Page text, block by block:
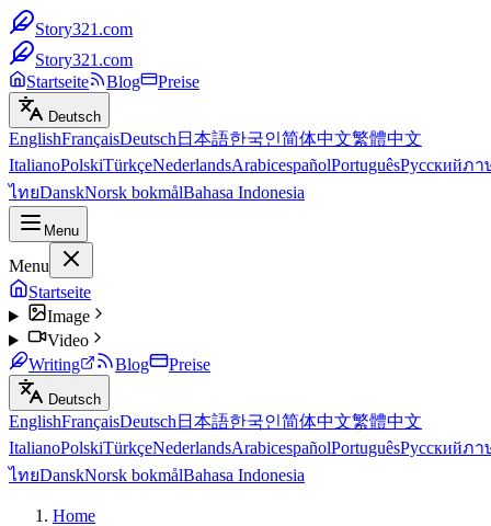
Story321.com
Story321.com
Startseite
Blog Preise
Deutsch
EnglishFrançaisDeutsch 日本語한국인简体中文繁體中文
ItalianoPolskiTürkçeNederlandsArabicespañolPortuguêsРусскийภา
ไทยDanskNorsk bokmålBahasa Indonesia
Menu
Menu
Startseite
Image
Video
Writing
Blog Preise
Deutsch
EnglishFrançaisDeutsch 日本語한국인简体中文繁體中文
ItalianoPolskiTürkçeNederlandsArabicespañolPortuguêsРусскийภา
ไทยDanskNorsk bokmålBahasa Indonesia
Home